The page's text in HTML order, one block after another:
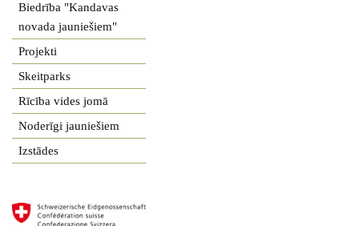
Biedrība "Kandavas
novada jauniešiem"
Projekti
Skeitparks
Rīcība vides jomā
Noderīgi jauniešiem
Izstādes